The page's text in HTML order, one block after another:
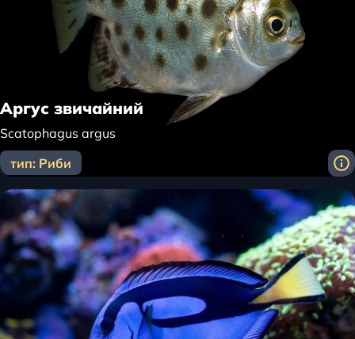
Аргус звичайний
Scatophagus argus
тип: Риби